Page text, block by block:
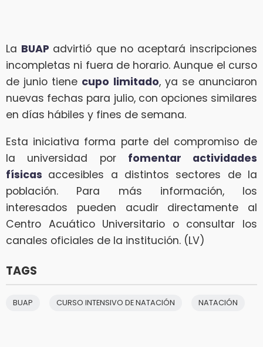
La BUAP advirtió que no aceptará inscripciones
incompletas ni fuera de horario. Aunque el curso
de junio tiene cupo limitado, ya se anunciaron
nuevas fechas para julio, con opciones similares
en días hábiles y fines de semana.
Esta iniciativa forma parte del compromiso de
la universidad por fomentar actividades
físicas accesibles a distintos sectores de la
población. Para más información, los
interesados pueden acudir directamente al
Centro Acuático Universitario o consultar los
canales oficiales de la institución. (LV)
TAGS
BUAP CURSO INTENSIVO DE NATACIÓN NATACIÓN